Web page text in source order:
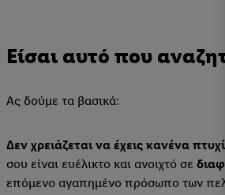
Είσαι αυτό που
Ας δούμε τα βασικά:
Δεν χρειάζεται να έχεις κανένα
σου είναι ευέλικτο και ανοιχτό σε
επόμενο αγαπημένο πρόσωπο των